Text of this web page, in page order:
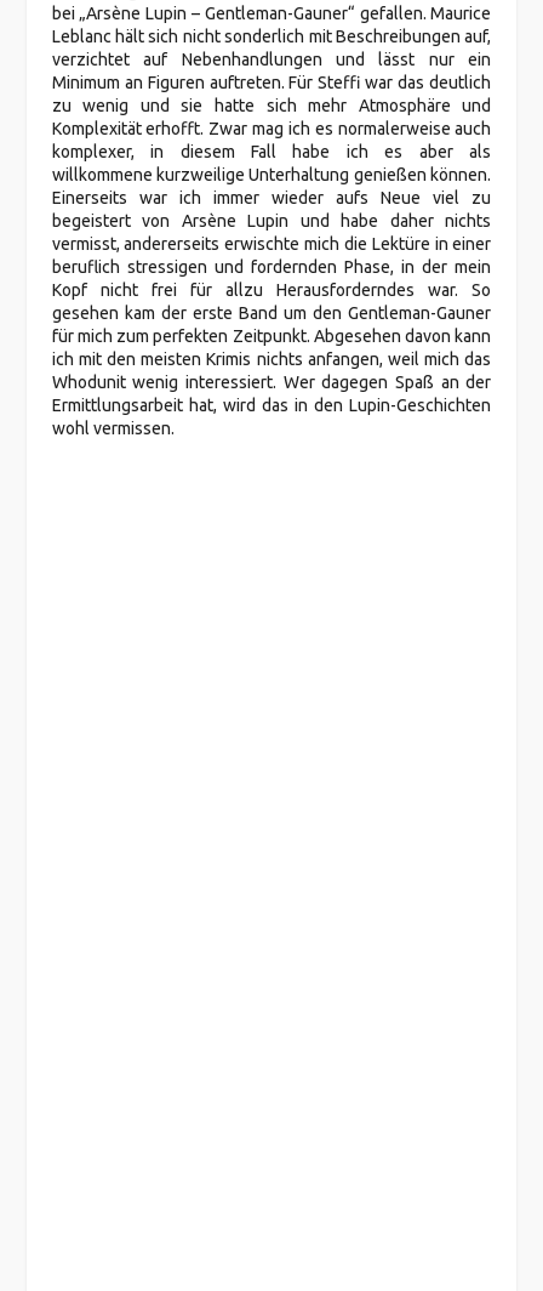
bei „Arsène Lupin – Gentleman-Gauner“ gefallen. Maurice
Leblanc hält sich nicht sonderlich mit Beschreibungen auf,
verzichtet auf Nebenhandlungen und lässt nur ein
Minimum an Figuren auftreten. Für Steffi war das deutlich
zu wenig und sie hatte sich mehr Atmosphäre und
Komplexität erhofft. Zwar mag ich es normalerweise auch
komplexer, in diesem Fall habe ich es aber als
willkommene kurzweilige Unterhaltung genießen können.
Einerseits war ich immer wieder aufs Neue viel zu
begeistert von Arsène Lupin und habe daher nichts
vermisst, andererseits erwischte mich die Lektüre in einer
beruflich stressigen und fordernden Phase, in der mein
Kopf nicht frei für allzu Herausforderndes war. So
gesehen kam der erste Band um den Gentleman-Gauner
für mich zum perfekten Zeitpunkt. Abgesehen davon kann
ich mit den meisten Krimis nichts anfangen, weil mich das
Whodunit wenig interessiert. Wer dagegen Spaß an der
Ermittlungsarbeit hat, wird das in den Lupin-Geschichten
wohl vermissen.